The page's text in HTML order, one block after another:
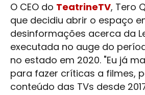
O CEO do TeatrineTV, Tero
que decidiu abrir o espaço
desinformações acerca da
executada no auge do
no estado em 2020. "Eu já
para fazer críticas a filmes,
conteúdo das TVs desde